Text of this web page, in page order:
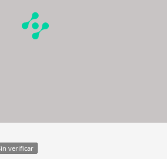
verificar